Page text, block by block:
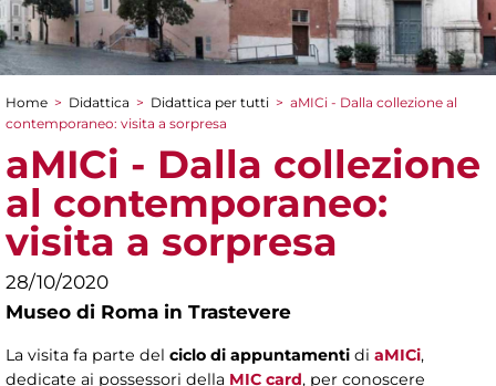
Tu sei qui
Home > Didattica > Didattica per tutti > aMICi - Dalla collezione al
contemporaneo: visita a sorpresa
aMICi - Dalla collezione
al contemporaneo:
visita a sorpresa
28/10/2020
Museo di Roma in Trastevere
La visita fa parte del ciclo di appuntamenti di aMICi,
dedicate ai possessori della MIC card, per conoscere